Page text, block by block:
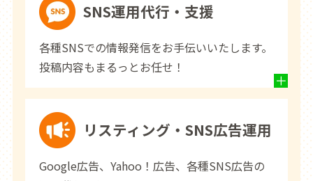
SNS運用代行・支援
各種SNSでの情報発信をお手伝いいたします。
投稿内容もまるっとお任せ！
リスティング・SNS広告運用
Google広告、Yahoo！広告、各種SNS広告の